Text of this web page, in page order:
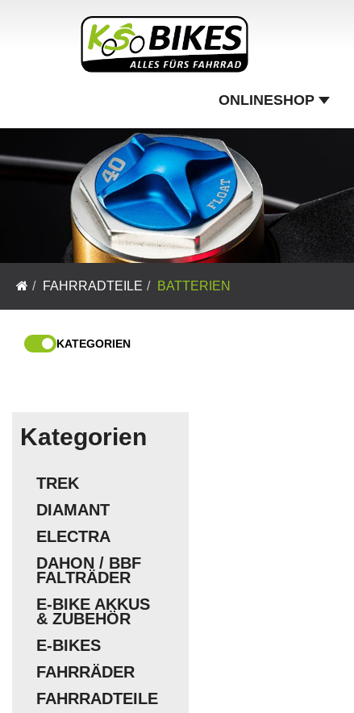
ONLINESHOP
FAHRRADTEILE BATTERIEN
KATEGORIEN
Kategorien
TREK
DIAMANT
ELECTRA
DAHON / BBF
FALTRÄDER
E-BIKE AKKUS
& ZUBEHÖR
E-BIKES
FAHRRÄDER
FAHRRADTEILE